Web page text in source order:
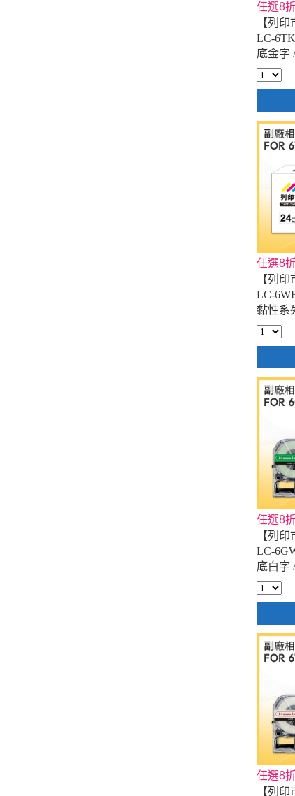
任選8
【列
LC-
底金字
籤帶
任選8
【列
LC-
黏性系
組
任選8
【列
LC-
底白字
籤帶
任選8
【列